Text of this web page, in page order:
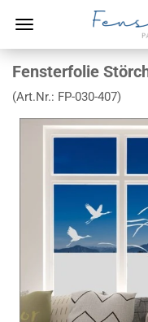
Fensterfolie
(Art.Nr.: FP-030-407)